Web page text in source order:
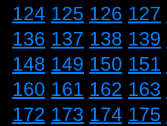
124 125 126 127
136 137 138 139
148 149 150 151
160 161 162 163
172 173 174 175